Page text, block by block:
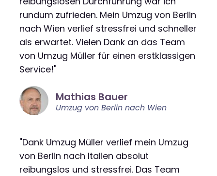
rundum zufrieden. Mein Umzug von Berlin
nach Wien verlief stressfrei und schneller
als erwartet. Vielen Dank an das Team
von Umzug Müller für einen erstklassigen
Service!"
Mathias Bauer
Umzug von Berlin nach Wien
"Dank Umzug Müller verlief mein Umzug
von Berlin nach Italien absolut
reibungslos und stressfrei. Das Team